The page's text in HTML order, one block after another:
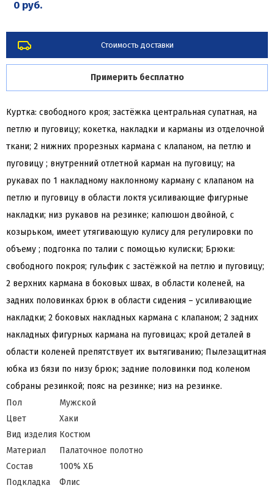
0 руб.
Стоимость доставки
Примерить бесплатно
Куртка: свободного кроя; застёжка центральная супатная, на
петлю и пуговицу; кокетка, накладки и карманы из отделочной
ткани; 2 нижних прорезных кармана с клапаном, на петлю и
пуговицу ; внутренний отлетной карман на пуговицу; на
рукавах по 1 накладному наклонному карману с клапаном на
петлю и пуговицу в области локтя усиливающие фигурные
накладки; низ рукавов на резинке; капюшон двойной, с
козырьком, имеет утягивающую кулису для регулировки по
объему ; подгонка по талии с помощью кулиски; Брюки:
свободного покроя; гульфик с застёжкой на петлю и пуговицу;
2 верхних кармана в боковых швах, в области коленей, на
задних половинках брюк в области сидения – усиливающие
накладки; 2 боковых накладных кармана с клапаном; 2 задних
накладных фигурных кармана на пуговицах; крой деталей в
области коленей препятствует их вытягиванию; Пылезащитная
юбка из бязи по низу брюк; задние половинки под коленом
собраны резинкой; пояс на резинке; низ на резинке.
Пол
Мужской
Цвет
Хаки
Вид изделия Костюм
Материал
Палаточное полотно
Состав
100% ХБ
Подкладка
Флис